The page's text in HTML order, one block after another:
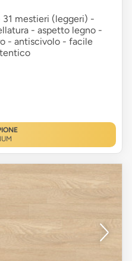
mestieri (leggeri) -
- aspetto legno -
- antiscivolo - facile